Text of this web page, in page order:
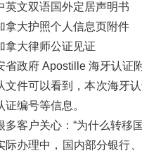
英文双语国外定居声明书
拿大护照个人信息页附件
拿大律师公证见证
省政府 Apostille 海牙认证
文件可以看到，本次海牙
证编号等信息。
多客户关心：“为什么转移
际办理中，国内部分银行